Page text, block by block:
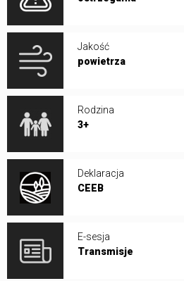
Jakość
powietrza
Rodzina
3+
Deklaracja
CEEB
E-sesja
Transmisje